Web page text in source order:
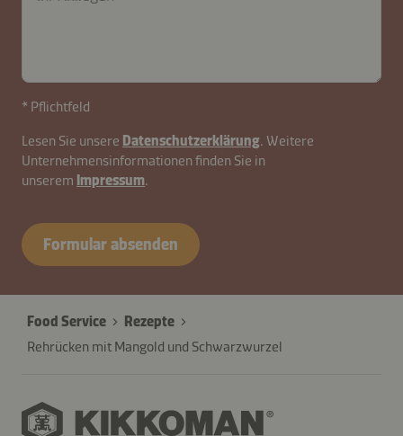
* Pflichtfeld
Lesen Sie unsere Datenschutzerklärung. Weitere
Unternehmensinformationen finden Sie in
unserem Impressum.
Formular absenden
Food Service
Rezepte
Rehrücken mit Mangold und Schwarzwurzel